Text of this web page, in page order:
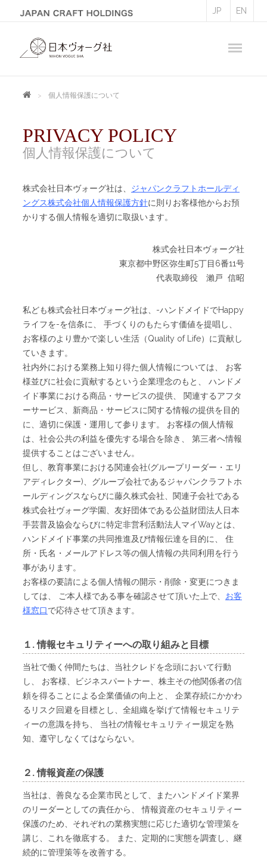
JP EN
個人情報保護について
PRIVACY POLICY
個人情報保護について
株式会社日本ヴォーグ社は、 ジャパンクラフトホールディ
ングス株式会社個人情報保護方針に則りお客様他からお預
かりする個人情報を適切に取扱います。
株式会社日本ヴォーグ社
東京都中野区弥生町5丁目6番11号
代表取締役 瀨戸 信昭
私ども株式会社日本ヴォーグ社は、-ハンドメイドでHappy
ライフを-を信条に、 手づくりのもたらす価値を提唱し、
お客様のより豊かで楽しい生活（Quality of Life）に貢献し
ていきます。
社内外における業務上知り得た個人情報については、 お客
様並びに社会に貢献するという企業理念のもと、 ハンドメ
イド事業における商品・サービスの提供、 関連するアフタ
ーサービス、新商品・サービスに関する情報の提供を目的
に、適切に保護・運用して参ります。 お客様の個人情報
は、社会公共の利益を優先する場合を除き、 第三者へ情報
提供することはございません。
但し、教育事業における関連会社(グループリーダー・エリ
アディレクター)
グループ会社であるジャパンクラフトホ
ールディングスならびに藤久株式会社、関連子会社である
株式会社ヴォーグ学園、友好団体である公益財団法人日本
手芸普及協会ならびに特定非営利活動法人マイWayとは
ハンドメイド事業の共同推進及び情報伝達を目的に、 住
所・氏名・メールアドレス等の個人情報の共同利用を行う
事があります。
お客様の要請による個人情報の開示・削除・変更につきま
しては、 ご本人様である事を確認させて頂いた上で、 お客
様窓口で応待させて頂きます。
１. 情報セキュリティーへの取り組みと目標
当社で働く仲間たちは、当社クレドを念頭において行動
し、 お客様、ビジネスパートナー、株主その他関係者の信
頼を得ることによる企業価値の向上と、 企業存続にかかわ
るリスク回避を目標とし、全組織を挙げて情報セキュリテ
ィーの意識を持ち、 当社の情報セキュリティー規定を熟
知、遵守しなくてはならない。
２. 情報資産の保護
当社は、善良なる企業市民として、またハンドメイド業界
のリーダーとしての責任から、 情報資産のセキュリティー
保護のため、それぞれの業務実態に応じた適切な管理策を
講じ、これを徹底する。 また、定期的に実態を調査し、継
続的に管理策等を改善する。